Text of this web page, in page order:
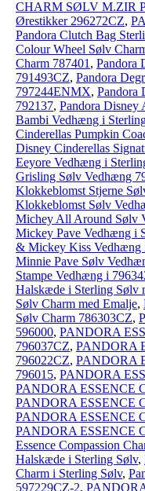
CHARM SØLV M.ZIR
Ørestikker 296272CZ,
Pandora Clutch Bag
Colour Wheel Sølv
Charm 787401 , Pandora
791493CZ, Pandora
797244ENMX, Pandora
792137, Pandora
Bambi Vedhæng i
Cinderellas Pumpkin
Disney Cinderellas
Eeyore Vedhæng i
Grisling Sølv Vedhæng
Klokkeblomst Stjerne
Klokkeblomst Sølv
Michey All Around Sølv
Mickey Pave Vedhæng i
& Mickey Kiss Vedhæng
Minnie Pave Sølv
Stampe Vedhæng i
Halskæde i Sterling Sølv
Sølv Charm med Emalje,
Sølv Charm 786303CZ,
596000, PANDORA
796037CZ, PANDORA
796022CZ, PANDORA
796015, PANDORA
PANDORA ESSENCE
PANDORA ESSENCE
PANDORA ESSENCE
PANDORA ESSENCE
Essence Compassion
Halskæde i Sterling Sølv,
Charm i Sterling Sølv,
597229CZ-2,